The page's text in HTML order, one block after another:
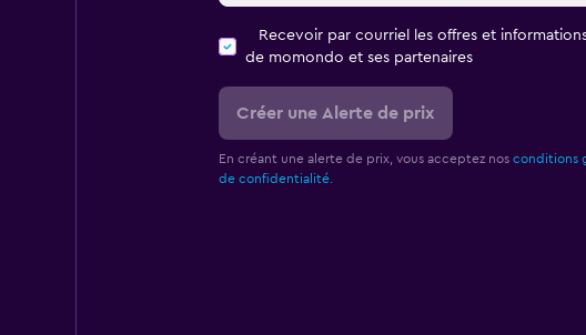
Recevoir par courriel les offres et
de momondo et ses partenaires
Créer une Alerte de prix
En créant une alerte de prix, vous acceptez nos conditions
de confidentialité.